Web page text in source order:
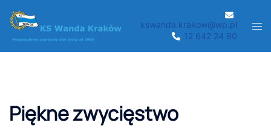
Przejdź
do
treści
kswanda.krakow@wp.pl
12 642 24 80
Piękne zwycięstwo